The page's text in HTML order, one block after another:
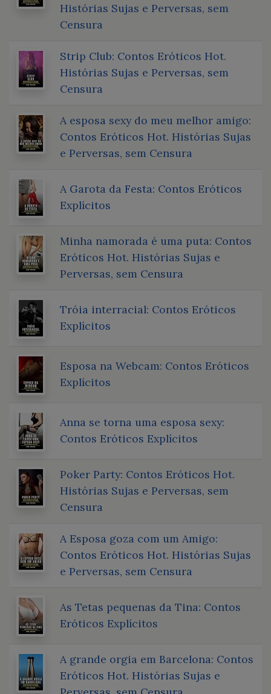
Histórias Sujas e Perversas, sem
Censura
Strip Club: Contos Eróticos Hot.
Histórias Sujas e Perversas, sem
Censura
A esposa sexy do meu melhor amigo:
Contos Eróticos Hot. Histórias Sujas
e Perversas, sem Censura
A Garota da Festa: Contos Eróticos
Explícitos
Minha namorada é uma puta: Contos
Eróticos Hot. Histórias Sujas e
Perversas, sem Censura
Tróia interracial: Contos Eróticos
Explícitos
Esposa na Webcam: Contos Eróticos
Explícitos
Anna se torna uma esposa sexy:
Contos Eróticos Explícitos
Poker Party: Contos Eróticos Hot.
Histórias Sujas e Perversas, sem
Censura
A Esposa goza com um Amigo:
Contos Eróticos Hot. Histórias Sujas
e Perversas, sem Censura
As Tetas pequenas da Tina: Contos
Eróticos Explícitos
A grande orgia em Barcelona: Contos
Eróticos Hot. Histórias Sujas e